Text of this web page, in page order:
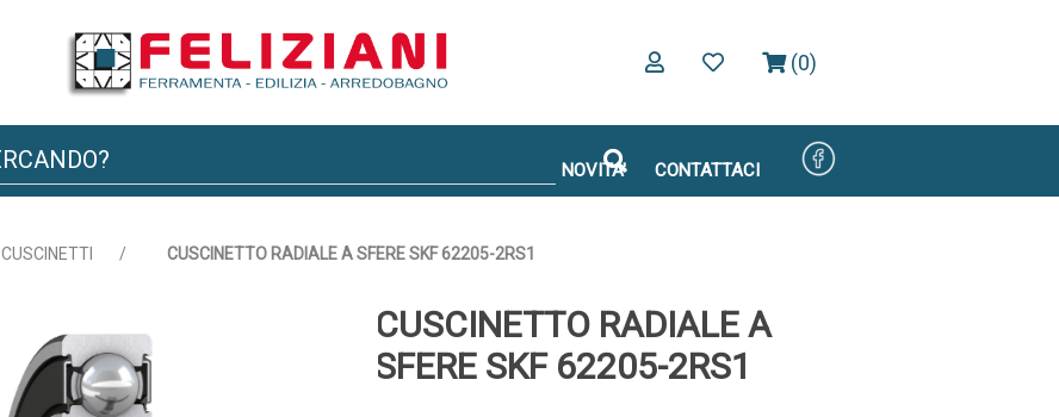
(0)
NOVITA' CONTATTACI
CUSCINETTI / CUSCINETTO RADIALE A SFERE SKF 62205-2RS1
CUSCINETTO RADIALE A
SFERE SKF 62205-2RS1